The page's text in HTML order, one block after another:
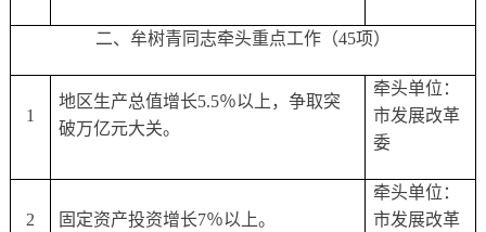
二、牟树青同志牵头重点工作（45项）
1
地区生产总值增长5.5％以上，争取突
破万亿元大关。
牵头单位：
市发展改革
委
2 固定资产投资增长7％以上。
牵头单位：
市发展改革